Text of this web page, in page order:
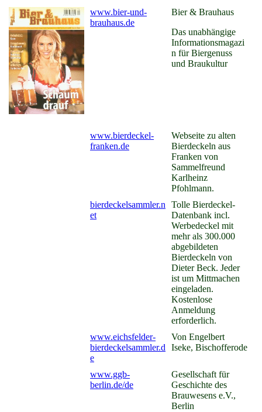
www.bier-und-
brauhaus.de
Bier & Brauhaus
Das unabhängige
Informationsmagazi
n für Biergenuss
und Braukultur
www.bierdeckel-
franken.de
Webseite zu alten
Bierdeckeln aus
Franken von
Sammelfreund
Karlheinz
Pfohlmann.
bierdeckelsammler.n
et
Tolle Bierdeckel-
Datenbank incl.
Werbedeckel mit
mehr als 300.000
abgebildeten
Bierdeckeln von
Dieter Beck. Jeder
ist um Mittmachen
eingeladen.
Kostenlose
Anmeldung
erforderlich.
www.eichsfelder-
bierdeckelsammler.d
e
Von Engelbert
Iseke, Bischofferode
www.ggb-
berlin.de/de
Gesellschaft für
Geschichte des
Brauwesens e.V.,
Berlin